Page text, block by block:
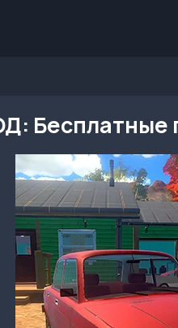
Бесплатные